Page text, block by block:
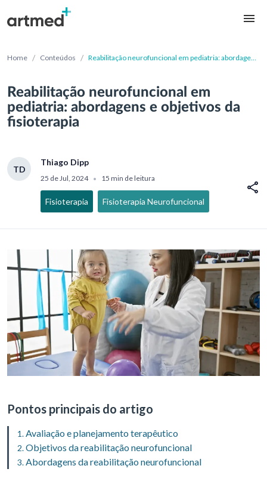
Home / Conteúdos / Reabilitação neurofuncional em pediatria: abordagens
Reabilitação neurofuncional em
pediatria: abordagens e objetivos da
fisioterapia
TD
Thiago Dipp
25 de Jul, 2024 • 15 min de leitura
Fisioterapia Fisioterapia Neurofuncional
Pontos principais do artigo
Avaliação e planejamento terapêutico
Objetivos da reabilitação neurofuncional
Abordagens da reabilitação neurofuncional